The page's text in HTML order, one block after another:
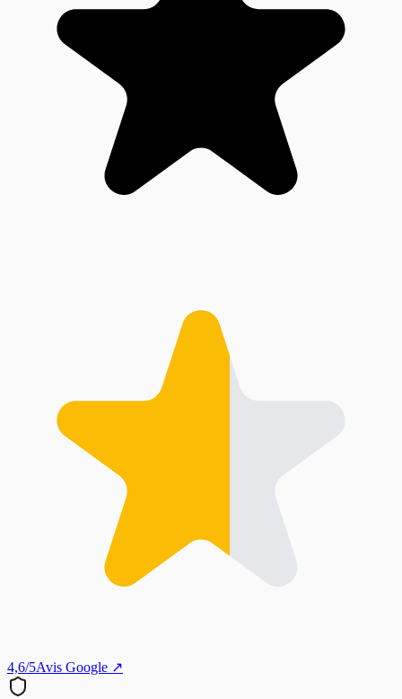
4,6/5Avis Google ↗